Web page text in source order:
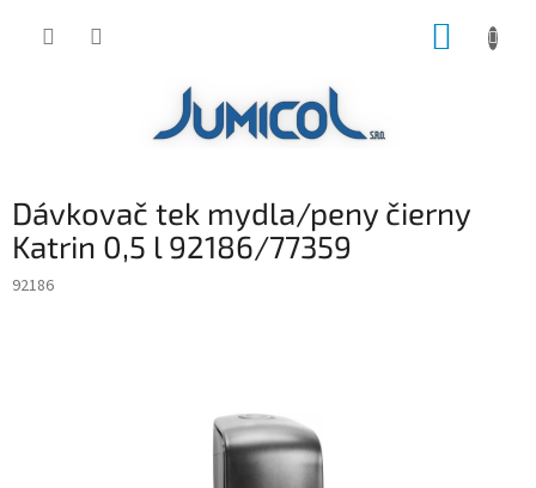
Dávkovač tek mydla/peny čierny
Katrin 0,5 l 92186/77359
92186